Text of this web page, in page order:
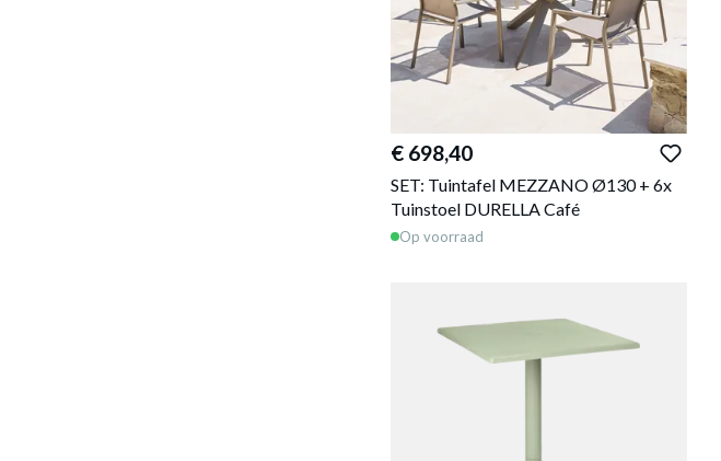
€ 698,40
SET: Tuintafel MEZZANO Ø130 + 6x
Tuinstoel DURELLA Café
Op voorraad